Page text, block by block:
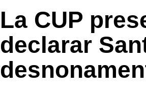
La CUP
declarar